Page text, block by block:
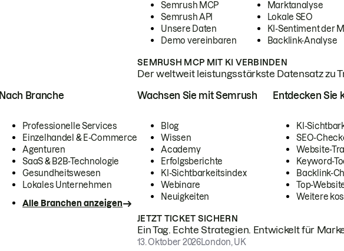
Semrush MCP
Semrush API
Unsere Daten
Demo vereinbaren
Marktanalyse
Lokale SEO
KI-Sentiment der
Backlink-Analyse
SEMRUSH MCP MIT KI VERBINDEN
Der weltweit leistungsstärkste Datensatz zu
Nach Branche
Professionelle Services
Einzelhandel & E-Commerce
Agenturen
SaaS & B2B-Technologie
Gesundheitswesen
Lokales Unternehmen
Alle Branchen anzeigen
Wachsen Sie mit Semrush
Blog
Wissen
Academy
Erfolgsberichte
KI-Sichtbarkeitsindex
Webinare
Neuigkeiten
Entdecken Sie
KI-
SEO-
Website-
Keyword-
Backlink-
Top-
Weitere
JETZT TICKET SICHERN
Ein Tag. Echte Strategien. Entwickelt für
13. Oktober 2026London, UK